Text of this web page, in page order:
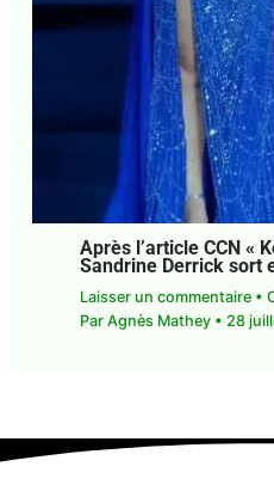
Après l’article CCN «
annulé », Sandrine